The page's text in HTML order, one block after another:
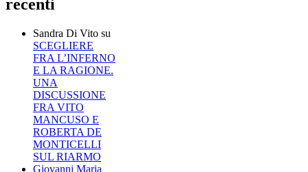
recenti
Sandra Di Vito su
SCEGLIERE
FRA L’INFERNO
E LA RAGIONE.
UNA
DISCUSSIONE
FRA VITO
MANCUSO E
ROBERTA DE
MONTICELLI
SUL RIARMO
Giovanni Maria